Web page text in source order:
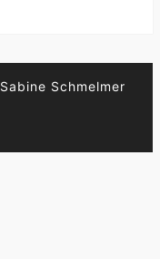
Sabine Schmelmer